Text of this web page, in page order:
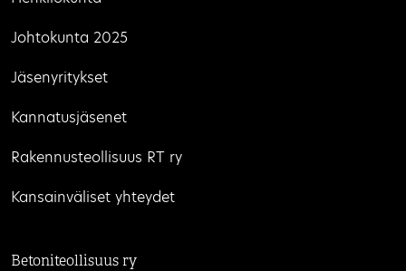
Johtokunta 2025
Jäsenyritykset
Kannatusjäsenet
Rakennusteollisuus RT ry
Kansainväliset yhteydet
Betoniteollisuus ry